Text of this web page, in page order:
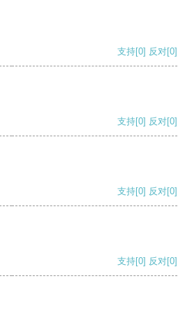
支持[0] 反对[0]
支持[0] 反对[0]
支持[0] 反对[0]
支持[0] 反对[0]